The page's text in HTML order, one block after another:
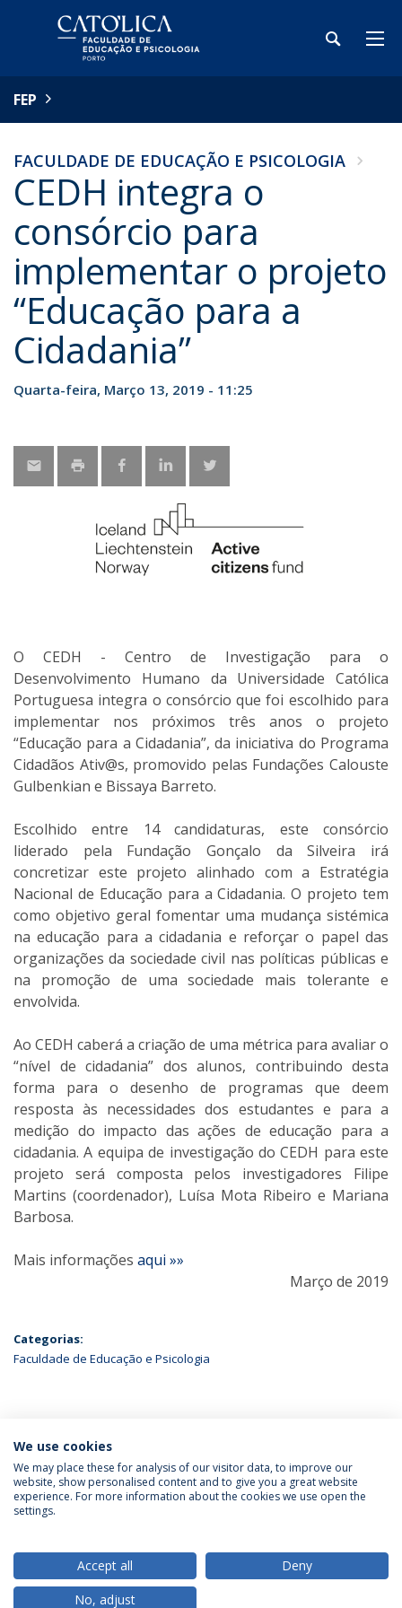
FEP
FACULDADE DE EDUCAÇÃO E PSICOLOGIA
CEDH integra o
consórcio para
implementar o projeto
“Educação para a
Cidadania”
Quarta-feira, Março 13, 2019 - 11:25
O CEDH - Centro de Investigação para o
Desenvolvimento Humano da Universidade Católica
Portuguesa integra o consórcio que foi escolhido para
implementar nos próximos três anos o projeto
“Educação para a Cidadania”, da iniciativa do Programa
Cidadãos Ativ@s, promovido pelas Fundações Calouste
Gulbenkian e Bissaya Barreto.
Escolhido entre 14 candidaturas, este consórcio
liderado pela Fundação Gonçalo da Silveira irá
concretizar este projeto alinhado com a Estratégia
Nacional de Educação para a Cidadania. O projeto tem
como objetivo geral fomentar uma mudança sistémica
na educação para a cidadania e reforçar o papel das
organizações da sociedade civil nas políticas públicas e
na promoção de uma sociedade mais tolerante e
envolvida.
Ao CEDH caberá a criação de uma métrica para avaliar o
“nível de cidadania” dos alunos, contribuindo desta
forma para o desenho de programas que deem
resposta às necessidades dos estudantes e para a
medição do impacto das ações de educação para a
cidadania. A equipa de investigação do CEDH para este
projeto será composta pelos investigadores Filipe
Martins (coordenador), Luísa Mota Ribeiro e Mariana
Barbosa.
Mais informações aqui »»
Março de 2019
Categorias:
Faculdade de Educação e Psicologia
ÚLTIMAS NOTÍCIAS
Política de Privacidade
Termos & Condições
We use cookies
We may place these for analysis of our visitor data, to improve our
website, show personalised content and to give you a great website
experience. For more information about the cookies we use open the
settings.
Accept all
Deny
No, adjust